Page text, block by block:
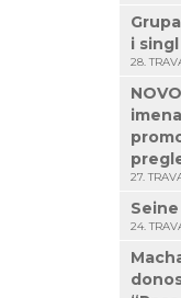
i
28.
27.
24.